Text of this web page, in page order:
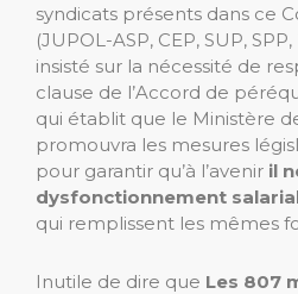
syndicats présents dans ce
(JUPOL-ASP, CEP, SUP,
insisté sur la nécessité de
clause de l’Accord de
qui établit que le Ministère
promouvra les mesures
pour garantir qu’à l’avenir il
dysfonctionnement
qui remplissent les mêmes
Inutile de dire que Les 807